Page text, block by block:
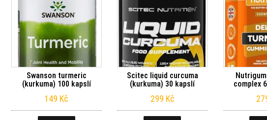
Swanson turmeric
(kurkuma) 100 kapslí
149 Kč
Scitec liquid curcuma
(kurkuma) 30 kapslí
299 Kč
complex